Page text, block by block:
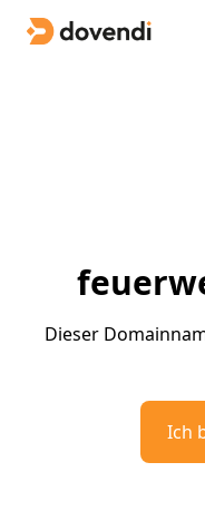
Dieser
Ich